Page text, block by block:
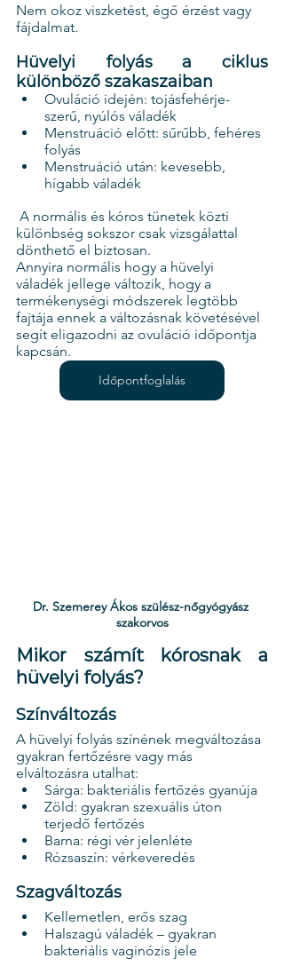
Nem okoz viszketést, égő érzést vagy
fájdalmat.
Hüvelyi folyás a ciklus
különböző szakaszaiban
Ovuláció idején: tojásfehérje-
szerű, nyúlós váladék
Menstruáció előtt: sűrűbb, fehéres
folyás
Menstruáció után: kevesebb,
hígabb váladék
A normális és kóros tünetek közti
különbség sokszor csak vizsgálattal
dönthető el biztosan.
Annyira normális hogy a hüvelyi
váladék jellege változik, hogy a
termékenységi módszerek legtöbb
fajtája ennek a változásnak követésével
segít eligazodni az ovuláció időpontja
kapcsán.
Időpontfoglalás
Dr. Szemerey Ákos szülész-nőgyógyász
szakorvos
Mikor számít kórosnak a
hüvelyi folyás?
Színváltozás
A hüvelyi folyás színének megváltozása
gyakran fertőzésre vagy más
elváltozásra utalhat:
Sárga: bakteriális fertőzés gyanúja
Zöld: gyakran szexuális úton
terjedő fertőzés
Barna: régi vér jelenléte
Rózsaszín: vérkeveredés
Szagváltozás
Kellemetlen, erős szag
Halszagú váladék – gyakran
bakteriális vaginózis jele